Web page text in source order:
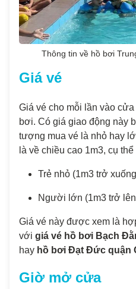
Thông tin về hồ bơi
Giá vé
Giá vé cho mỗi lần vào
bơi. Có giá giao động này
tượng mua vé là nhỏ hay
là về chiều cao 1m3, cụ
Trẻ nhỏ (1m3 trở
Người lớn (1m3 trở
Giá vé này được xem là
với giá vé hồ bơi Bạch
hay hồ bơi Đạt Đức quận
Giờ mở cửa